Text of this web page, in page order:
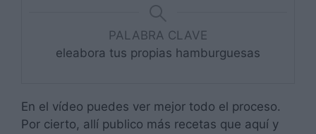
PALABRA CLAVE
eleabora tus propias hamburguesas
En el vídeo puedes ver mejor todo el proceso.
Por cierto, allí publico más recetas que aquí y